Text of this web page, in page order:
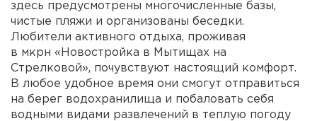
здесь предусмотрены многочисленные базы,
чистые пляжи и организованы беседки.
Любители активного отдыха, проживая
в мкрн «Новостройка в Мытищах на
Стрелковой», почувствуют настоящий комфорт.
В любое удобное время они смогут отправиться
на берег водохранилища и побаловать себя
водными видами развлечений в теплую погоду